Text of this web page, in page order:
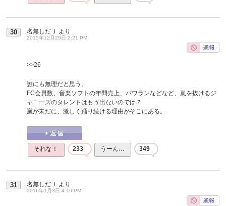
30 名無しだＪ より
2015年12月29日 2:21 PM
>>26
誰にも無理だと思う。
FC会員数、音楽ソフトの年間売上、パワランなどなど、嵐を抜けるジ
ャニーズのタレントはもう出ないのでは？
嵐が未だに、激しく踊り続ける理由がそこにある。
それな！ 233 うーん… 349
31 名無しだＪ より
2016年1月3日 4:16 PM